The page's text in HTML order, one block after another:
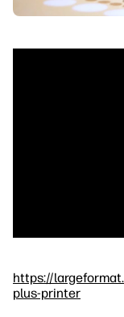
https://
plus-printer